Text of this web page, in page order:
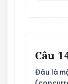
Câu
Đâu là